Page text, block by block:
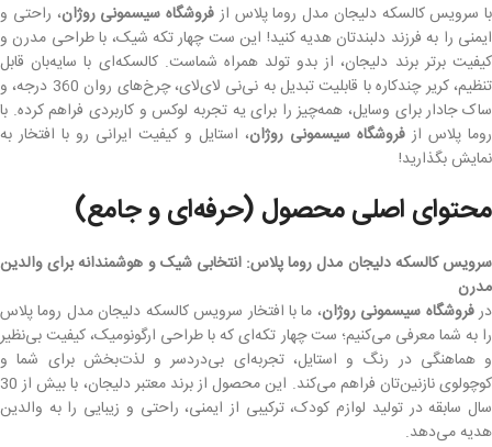
با سرویس کالسکه دلیجان مدل روما پلاس ازفروشگاه سیسمونی روژان، راحتی و
ایمنی را به فرزند دلبندتان هدیه کنید! این ست چهار تکه شیک، با طراحی مدرن و
کیفیت برتر برند دلیجان، از بدو تولد همراه شماست. کالسکه‌ای با سایه‌بان قابل
تنظیم، کریر چندکاره با قابلیت تبدیل به نی‌نی لای‌لای، چرخ‌های روان 360 درجه، و
ساک جادار برای وسایل، همه‌چیز را برای یه تجربه لوکس و کاربردی فراهم کرده. با
روما پلاس از فروشگاه سیسمونی روژان، استایل و کیفیت ایرانی رو با افتخار به
نمایش بگذارید!
محتوای اصلی محصول (حرفه‌ای و جامع)
سرویس کالسکه دلیجان مدل روما پلاس: انتخابی شیک و هوشمندانه برای والدین
مدرن
درفروشگاه سیسمونی روژان، ما با افتخار سرویس کالسکه دلیجان مدل روما پلاس
را به شما معرفی می‌کنیم؛ ست چهار تکه‌ای که با طراحی ارگونومیک، کیفیت بی‌نظیر
و هماهنگی در رنگ و استایل، تجربه‌ای بی‌دردسر و لذت‌بخش برای شما و
کوچولوی نازنین‌تان فراهم می‌کند. این محصول از برند معتبر دلیجان، با بیش از 30
سال سابقه در تولید لوازم کودک، ترکیبی از ایمنی، راحتی و زیبایی را به والدین
هدیه می‌دهد.